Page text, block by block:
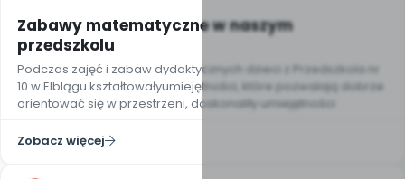
Zabawy matematyczne w naszym
przedszkolu
Podczas zajęć i zabaw dydaktycznych dzieci z Przedszkola nr
10 w Elblągu kształtowałyumiejętności, które pozwalają dobrze
orientować się w przestrzeni, doskonaliły umiejętności
Zobacz więcej